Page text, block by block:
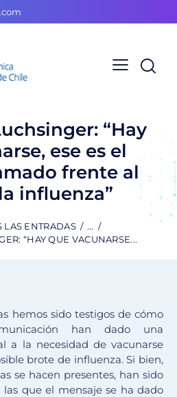
“Hay
ese es el
frente al
influenza”
LAS ENTRADAS
...
“HAY QUE VACUNARSE...
hemos sido testigos de cómo
han dado una
a la necesidad de vacunarse
brote de influenza. Si bien,
se hacen presentes, han sido
las que el mensaje se ha dado